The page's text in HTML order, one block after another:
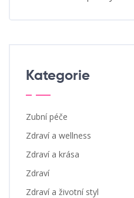
Kategorie
Zubní péče
Zdraví a wellness
Zdraví a krása
Zdraví
Zdraví a životní styl